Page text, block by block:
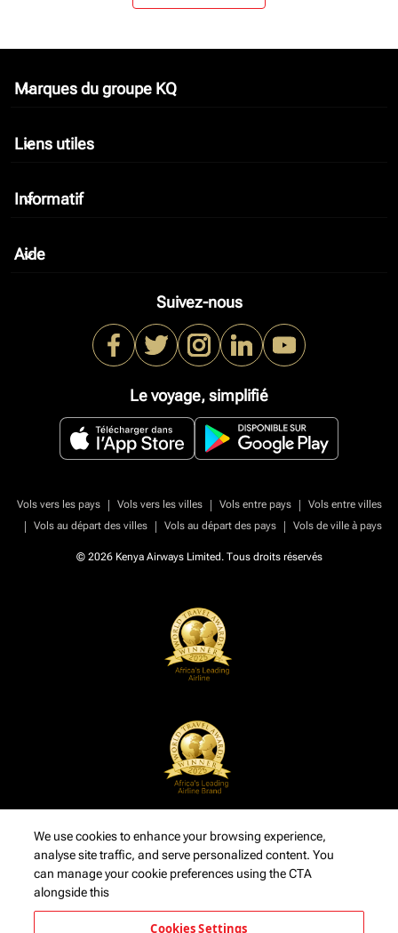
Marques du groupe KQ
keyboard_arrow_down
Liens utiles
keyboard_arrow_down
Informatif
keyboard_arrow_down
Aide
keyboard_arrow_down
Suivez-nous
Le voyage, simplifié
Vols vers les pays | Vols vers les villes | Vols entre pays |
Vols entre villes
|
Vols au départ des villes | Vols au départ des pays | Vols de ville à pays
© 2026 Kenya Airways Limited. Tous droits réservés
We use cookies to enhance your browsing experience,
analyse site traffic, and serve personalized content. You
can manage your cookie preferences using the CTA
alongside this
Cookies Settings